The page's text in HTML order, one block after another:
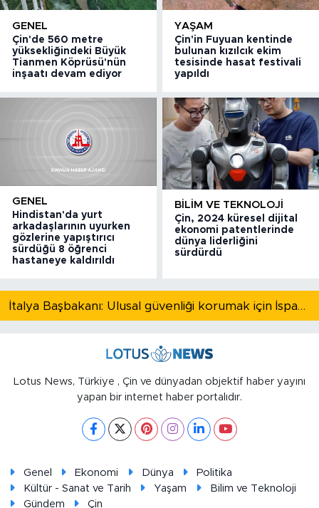
GENEL
Çin'de 560 metre
yüksekliğindeki Büyük
Tianmen Köprüsü'nün
inşaatı devam ediyor
YAŞAM
Çin'in Fuyuan kentinde
bulunan kızılcık ekim
tesisinde hasat festivali
yapıldı
GENEL
Hindistan'da yurt
arkadaşlarının uyurken
gözlerine yapıştırıcı
sürdüğü 8 öğrenci
hastaneye kaldırıldı
BILIM VE TEKNOLOJI
Çin, 2024 küresel dijital
ekonomi patentlerinde
dünya liderliğini
sürdürdü
İtalya Başbakanı: Ulusal güvenliği korumak için İspanya ile Schengen kapsamındaki serbest dolaşımı askıya alıyoruz
Lotus News, Türkiye , Çin ve dünyadan objektif haber yayını
yapan bir internet haber portalıdır.
Genel Ekonomi Dünya
Politika
Kültür - Sanat ve Tarih
Yaşam
Bilim ve Teknoloji
Gündem
Çin